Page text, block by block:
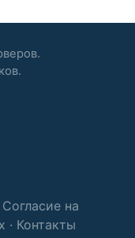
Согласие на
· Контакты